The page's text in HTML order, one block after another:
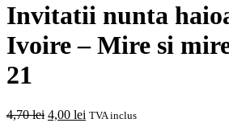
Invitatii nunta
Ivoire – Mire si
21
4,70lei Prețul
4,00 lei Prețul
TVA inclus